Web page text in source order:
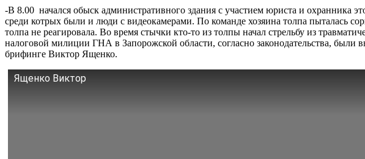
-В 8.00 начался обыск административного здания с участием юриста и охранника
среди котрых были и люди с видеокамерами. По команде хозяина толпа пыталась
толпа не реагировала. Во время стычки кто-то из толпы начал стрельбу из
налоговой милиции ГНА в Запорожской области, согласно законодательства,
брифинге Виктор Ященко.
Ященко Виктор